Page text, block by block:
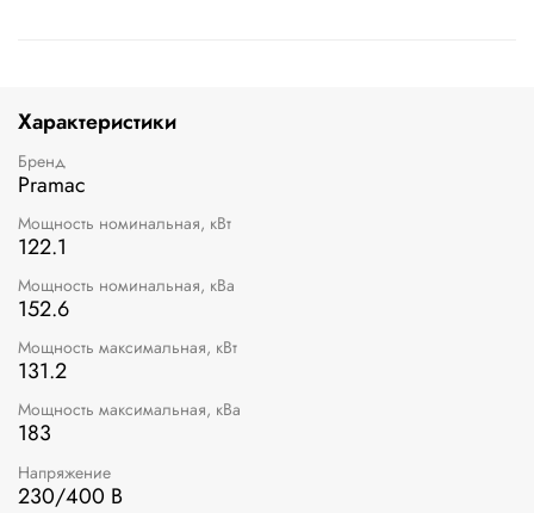
Характеристики
Бренд
Pramac
Мощность номинальная, кВт
122.1
Мощность номинальная, кВа
152.6
Мощность максимальная, кВт
131.2
Мощность максимальная, кВа
183
Напряжение
230/400 В